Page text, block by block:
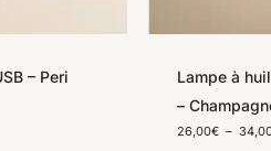
– Peri
Lampe à
–
26,00€ –